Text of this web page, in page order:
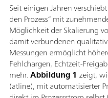
Seit einigen Jahren
den Prozess“ mit
Möglichkeit der Skalierung
damit verbundenen
Messungen ermöglicht
Fehlchargen, Echtzeit-
mehr.Abbildung 1 zeigt,
(atline), mit automatisierter